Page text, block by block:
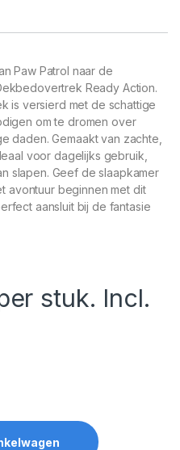
Paw Patrol naar de
Ready Action.
is versierd met de schattige
om te dromen over
daden. Gemaakt van zachte,
voor dagelijks gebruik,
slapen. Geef de slaapkamer
avontuur beginnen met dit
aansluit bij de fantasie
stuk. Incl.
Action quantity